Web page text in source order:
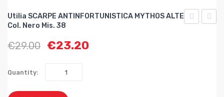
WISHLIST
Utilia SCARPE ANTINFORTUNISTICA MYTHOS ALTE
Col. Nero Mis. 38
€29.00 €23.20
Quantity: